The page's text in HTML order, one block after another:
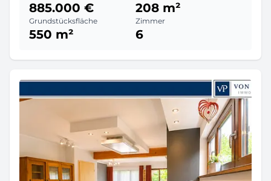
885.000 € 208 m²
Grundstücksfläche
550 m²
Zimmer
6